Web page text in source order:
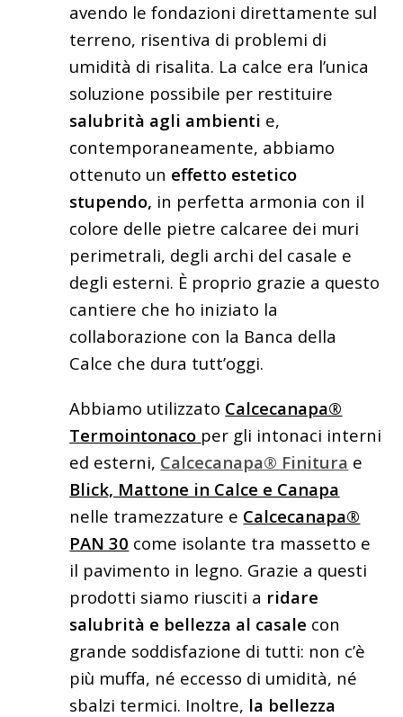
avendo le fondazioni direttamente sul
terreno, risentiva di problemi di
umidità di risalita. La calce era l’unica
soluzione possibile per restituire
salubrità agli ambienti e,
contemporaneamente, abbiamo
ottenuto un effetto estetico
stupendo, in perfetta armonia con il
colore delle pietre calcaree dei muri
perimetrali, degli archi del casale e
degli esterni. È proprio grazie a questo
cantiere che ho iniziato la
collaborazione con la Banca della
Calce che dura tutt’oggi.
Abbiamo utilizzato Calcecanapa®
Termointonaco per gli intonaci interni
ed esterni, Calcecanapa® Finitura e
Blick, Mattone in Calce e Canapa
nelle tramezzature e Calcecanapa®
PAN 30 come isolante tra massetto e
il pavimento in legno. Grazie a questi
prodotti siamo riusciti a ridare
salubrità e bellezza al casale con
grande soddisfazione di tutti: non c’è
più muffa, né eccesso di umidità, né
sbalzi termici. Inoltre, la bellezza